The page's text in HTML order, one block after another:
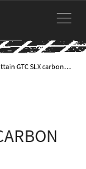
Cube Attain GTC SLX carbon´n´black kolo